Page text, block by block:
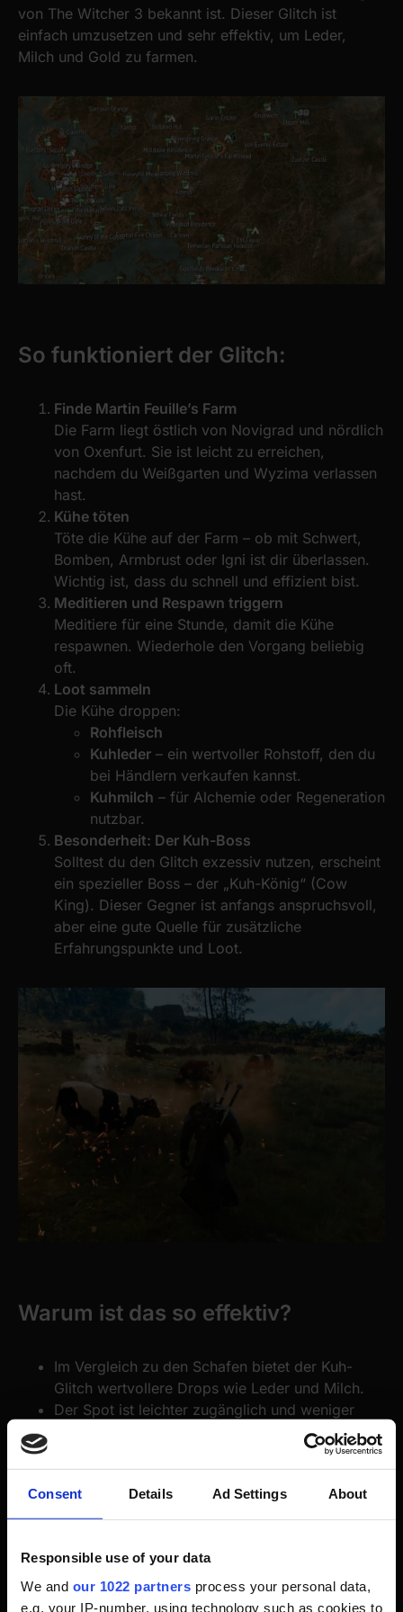
Consent Details Ad Settings About
Responsible use of your data
We and our 1022 partners process your personal data,
e.g. your IP-number, using technology such as cookies to
von The Witcher 3 bekannt ist. Dieser Glitch ist
einfach umzusetzen und sehr effektiv, um Leder,
Milch und Gold zu farmen.
So funktioniert der Glitch:
Finde Martin Feuille’s Farm
Die Farm liegt östlich von Novigrad und nördlich
von Oxenfurt. Sie ist leicht zu erreichen,
nachdem du Weißgarten und Wyzima verlassen
hast.
Kühe töten
Töte die Kühe auf der Farm – ob mit Schwert,
Bomben, Armbrust oder Igni ist dir überlassen.
Wichtig ist, dass du schnell und effizient bist.
Meditieren und Respawn triggern
Meditiere für eine Stunde, damit die Kühe
respawnen. Wiederhole den Vorgang beliebig
oft.
Loot sammeln
Die Kühe droppen:
Rohfleisch
Kuhleder – ein wertvoller Rohstoff, den du
bei Händlern verkaufen kannst.
Kuhmilch – für Alchemie oder Regeneration
nutzbar.
Besonderheit: Der Kuh-Boss
Solltest du den Glitch exzessiv nutzen, erscheint
ein spezieller Boss – der „Kuh-König“ (Cow
King). Dieser Gegner ist anfangs anspruchsvoll,
aber eine gute Quelle für zusätzliche
Erfahrungspunkte und Loot.
Warum ist das so effektiv?
Im Vergleich zu den Schafen bietet der Kuh-
Glitch wertvollere Drops wie Leder und Milch.
Der Spot ist leichter zugänglich und weniger
machen?